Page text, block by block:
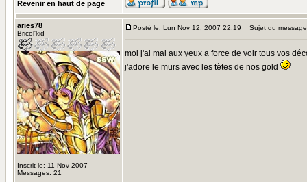
Revenir en haut de page
aries78
Bricol'kid
Inscrit le: 11 Nov 2007
Messages: 21
Posté le: Lun Nov 12, 2007 22:19 Sujet du
moi j'ai mal aux yeux a force de voir tous vos
j'adore le murs avec les tètes de nos gold